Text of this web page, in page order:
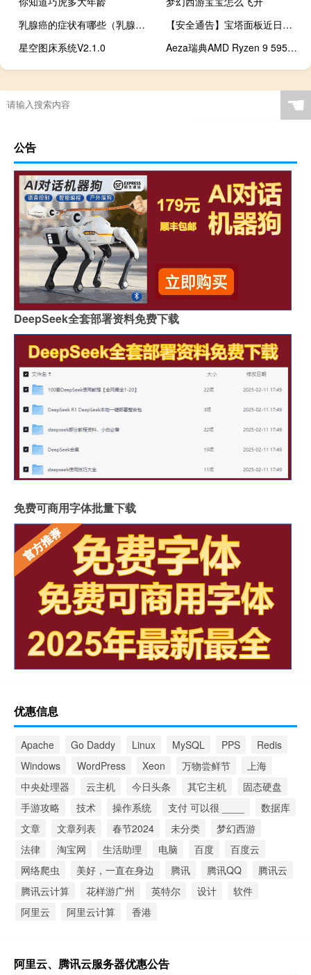
乳腺癌的症状有哪些（乳腺癌的早期症状有哪些常见的）
【安全通告】宝塔面板近日疑似出现全新高危漏洞风险，大量网友反馈面板存在挂马等入侵跳转非法网站
星空图床系统V2.1.0
Aeza瑞典AMD Ryzen 9 5950X VPS七五折：3.9欧元/月起，无限流量，1Gbps带宽
☚
公告
DeepSeek全套部署资料免费下载
免费可商用字体批量下载
优惠信息
Apache Go Daddy Linux MySQL PPS
Redis
Windows
WordPress Xeon 万物尝鲜节
上海
中央处理器
云主机 今日头条 其它主机
固态硬盘
手游攻略
技术 操作系统 支付 可以很 ____
数据库
文章
文章列表 春节2024 未分类
梦幻西游
法律
淘宝网 生活助理 电脑 百度
百度云
网络爬虫
美好，一直在身边 腾讯 腾讯QQ
腾讯云
腾讯云计算
花样游广州 英特尔 设计
软件
阿里云
阿里云计算 香港
阿里云、腾讯云服务器优惠公告